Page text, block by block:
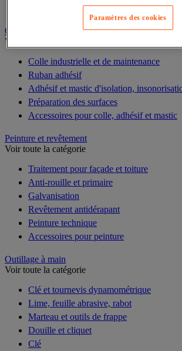
Outillage électroportatif sans fil
Colle, adhésif et mastic
Voir toute la catégorie
Colle industrielle et de maintenance
Ruban adhésif
Adhésif et mastic d'isolation,
Préparation des surfaces
Accessoires pour colle, adhésif et mastic
Peinture et revêtement
Voir toute la catégorie
Traitement pour façade et toiture
Anti-rouille et primaire
Galvanisation
Revêtement antidérapant
Peinture technique
Accessoires pour peinture
Outillage à main
Voir toute la catégorie
Clé et tournevis dynamométrique
Lime, feuille abrasive, rabot
Marteau et outils de frappe
Douille et cliquet
Clé
Paramètres des cookies